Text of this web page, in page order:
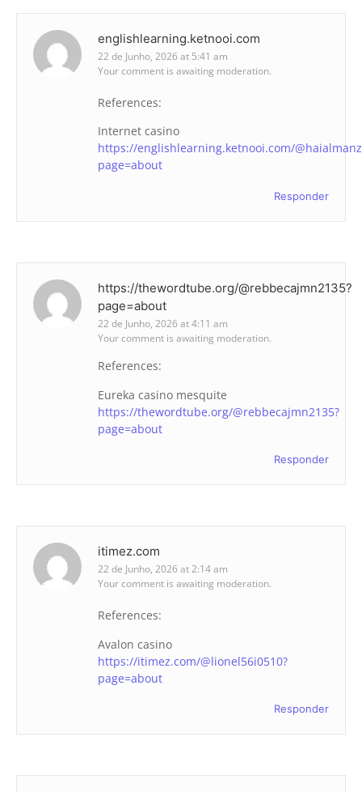
englishlearning.ketnooi.com
22 de Junho, 2026 at 5:41 am
Your comment is awaiting moderation.
References:
Internet casino
https://englishlearning.ketnooi.com/
page=about
Responder
https://thewordtube.org/@rebbecajmn2135?
page=about
22 de Junho, 2026 at 4:11 am
Your comment is awaiting moderation.
References:
Eureka casino mesquite
https://thewordtube.org/@rebbecajmn2135?
page=about
Responder
itimez.com
22 de Junho, 2026 at 2:14 am
Your comment is awaiting moderation.
References:
Avalon casino
https://itimez.com/@lionel56i0510?
page=about
Responder